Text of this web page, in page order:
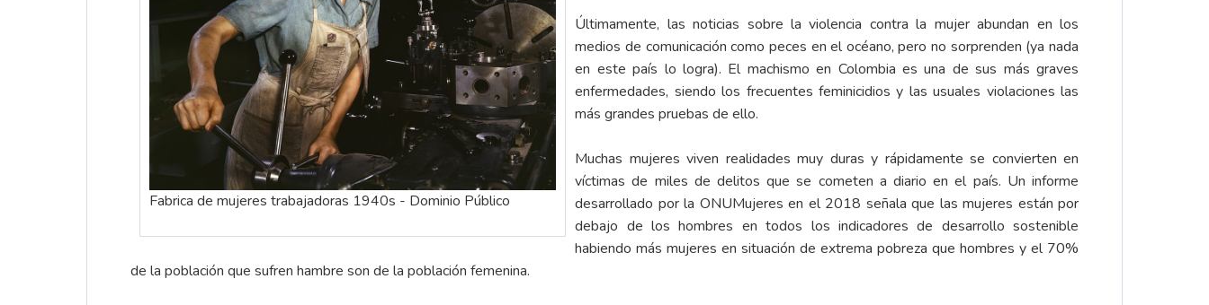
Fabrica de mujeres trabajadoras 1940s - Dominio Público
Últimamente, las noticias sobre la violencia contra la mujer abundan en los
medios de comunicación como peces en el océano, pero no sorprenden (ya nada
en este país lo logra). El machismo en Colombia es una de sus más graves
enfermedades, siendo los frecuentes feminicidios y las usuales violaciones las
más grandes pruebas de ello.
Muchas mujeres viven realidades muy duras y rápidamente se convierten en
víctimas de miles de delitos que se cometen a diario en el país. Un informe
desarrollado por la ONUMujeres en el 2018 señala que las mujeres están por
debajo de los hombres en todos los indicadores de desarrollo sostenible
habiendo más mujeres en situación de extrema pobreza que hombres y el 70%
de la población que sufren hambre son de la población femenina.